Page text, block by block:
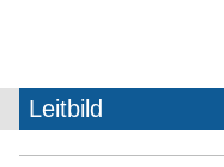
Leitbild